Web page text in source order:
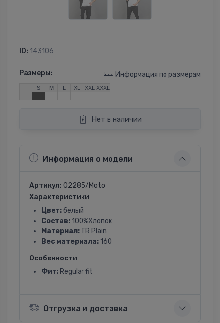
ID: 143106
Размеры: Информация по размерам
S M L XL XXL XXXL
Нет в наличии
Информация о модели
Артикул: 02285/Moto
Характеристики
Цвет: белый
Состав: 100%Хлопок
Материал: TR Plain
Вес материала: 160
Особенности
Фит: Regular fit
Отгрузка и доставка